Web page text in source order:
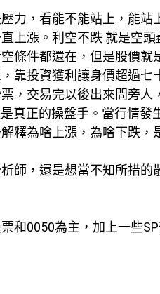
力，看能不能站上，能站
上漲。利空不跌 就是空
條件都還在，但是股價就
靠投資獲利讓身價超過七
，交易完以後出來問旁人
真正的操盤手。當行情發
釋為啥上漲，為啥下跌，
師，還是想當不知所措的
和0050為主，加上一些